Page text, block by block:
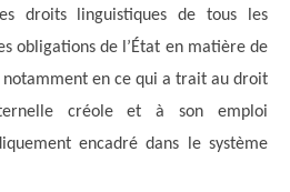
droits linguistiques de tous les
obligations de l’État en matière de
en ce qui a trait au droit
créole et à son emploi
encadré dans le système